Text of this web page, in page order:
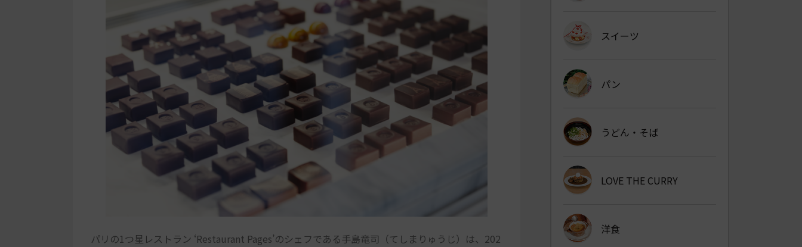
パリの1つ星レストラン ‘Restaurant Pages’のシェフである手島竜司（てしまりゅうじ）は、202
スイーツ
パン
うどん・そば
LOVE THE CURRY
洋食